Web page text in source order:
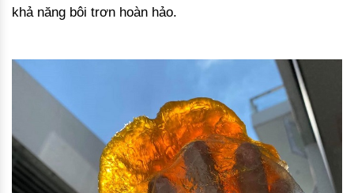
khả năng bôi trơn hoàn hảo.